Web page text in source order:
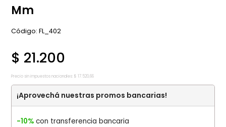
Mm
:FL_402
$ 21.200
Precio sin impuestos nacionales: $ 17 520,66
¡Aprovechá nuestras promos bancarias!
-10% con transferencia bancaria